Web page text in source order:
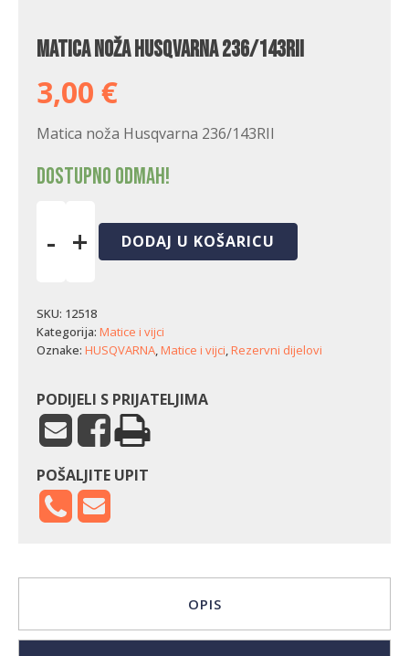
Matica noža Husqvarna 236/143RII
3,00 €
Matica noža Husqvarna 236/143RII
Dostupno odmah!
-
236/143RII
količina
+ DODAJ U KOŠARICU
SKU: 12518
Kategorija: Matice i vijci
Oznake: HUSQVARNA,Matice i vijci,Rezervni dijelovi
PODIJELI S PRIJATELJIMA
POŠALJITE UPIT
OPIS